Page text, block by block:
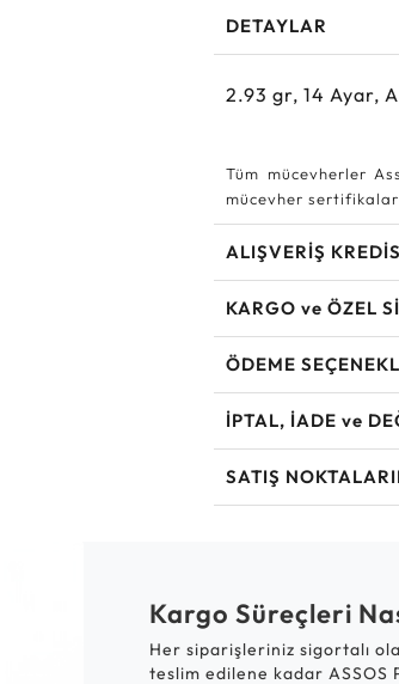
DETAYLAR
2.93gr,14Ayar,
Tüm mücevherler
mücevher
ALIŞVERİŞ
KARGO ve ÖZEL
ÖDEME
İPTAL, İADE ve
SATIŞ
Kargo Süreçleri
Her siparişleriniz sigortalı
teslim edilene kadar ASSOS